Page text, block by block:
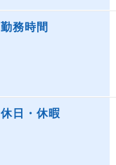
勤務時間
休日・休暇